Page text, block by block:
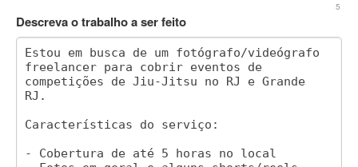
5
Descreva o trabalho a ser feito